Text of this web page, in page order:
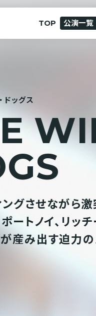
TOP 公演一覧
ドッグス
E WI
GS
グさせながら激
ポートノイ、リ
産み出す迫力の